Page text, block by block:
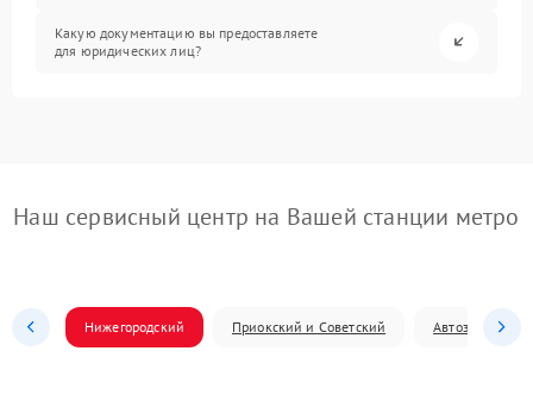
Какую документацию вы предоставляете
для юридических лиц?
Наш сервисный центр на Вашей станции метро
Нижегородский Приокский и Советский Автозаводский